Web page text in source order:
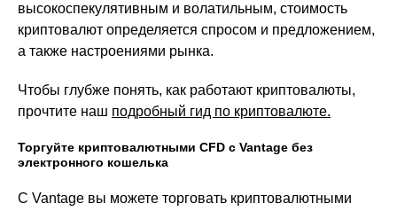
высокоспекулятивным и волатильным, стоимость
криптовалют определяется спросом и предложением,
а также настроениями рынка.
Чтобы глубже понять, как работают криптовалюты,
прочтите наш подробный гид по криптовалюте.
Торгуйте криптовалютными CFD с Vantage без
электронного кошелька
С Vantage вы можете торговать криптовалютными